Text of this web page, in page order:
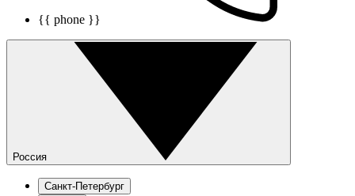
{{ phone }}
Россия
Санкт-Петербург